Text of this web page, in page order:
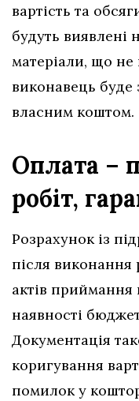
вартість та
будуть виявлені
матеріали, що не
виконавець буде
власним коштом.
Оплата –
робіт,
Розрахунок із
після виконання
актів приймання
наявності
Документація
коригування
помилок у